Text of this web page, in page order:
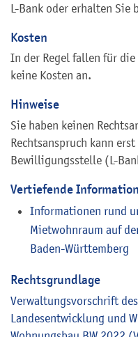
L-Bank oder erhalten Sie
Kosten
In der Regel fallen für
keine Kosten an.
Hinweise
Sie haben keinen
Rechtsanspruch kann
Bewilligungsstelle (L-
Vertiefende
Informationen rund
Mietwohnraum auf
Baden-Württemberg
Rechtsgrundlage
Verwaltungsvorschrift
Landesentwicklung und